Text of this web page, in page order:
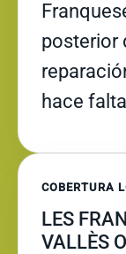
posterior
hace
COBERTURA
LES
VALLÈS